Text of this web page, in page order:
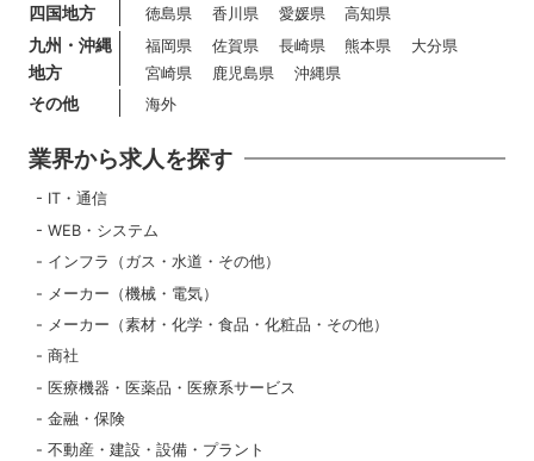
四国地方 徳島県 香川県 愛媛県 高知県
九州・沖縄
地方
福岡県 佐賀県 長崎県 熊本県
大分県
宮崎県
鹿児島県 沖縄県
その他 海外
業界から求人を探す
IT・通信
WEB・システム
インフラ（ガス・水道・その他）
メーカー（機械・電気）
メーカー（素材・化学・食品・化粧品・その他）
商社
医療機器・医薬品・医療系サービス
金融・保険
不動産・建設・設備・プラント